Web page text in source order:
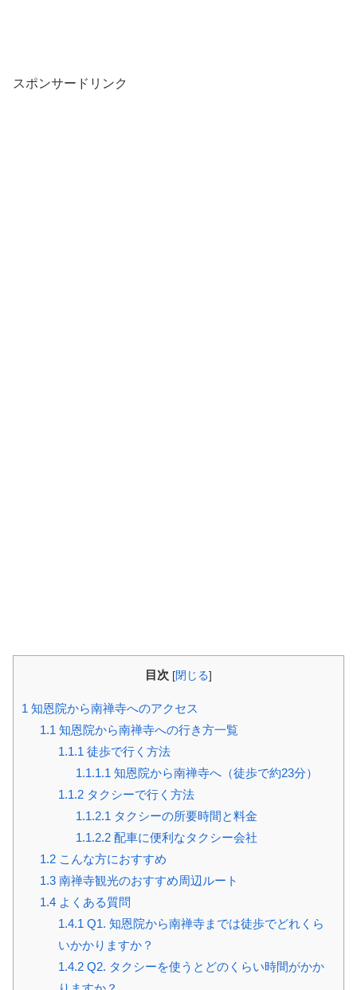
スポンサードリンク
目次 [閉じる]
1 知恩院から南禅寺へのアクセス
1.1 知恩院から南禅寺への行き方一覧
1.1.1 徒歩で行く方法
1.1.1.1 知恩院から南禅寺へ（徒歩で約23分）
1.1.2タクシーで行く方法
1.1.2.1 タクシーの所要時間と料金
1.1.2.2 配車に便利なタクシー会社
1.2こんな方におすすめ
1.3南禅寺観光のおすすめ周辺ルート
1.4よくある質問
1.4.1 Q1. 知恩院から南禅寺までは徒歩でどれくら
いかかりますか？
1.4.2Q2. タクシーを使うとどのくらい時間がかか